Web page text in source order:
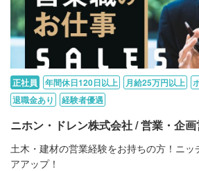
正社員 年間休日120日以上 月給25万円以上
退職金あり
経験者優遇
ニホン・ドレン株式会社 / 営業・企
土木・建材の営業経験をお持ちの方！ニッ
アアップ！